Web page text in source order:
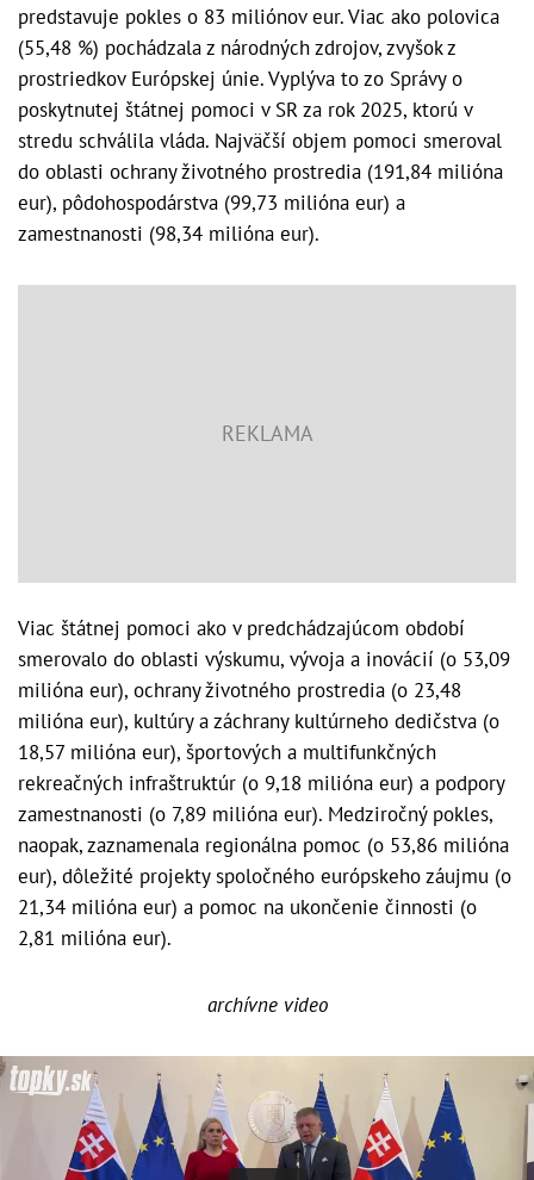
predstavuje pokles o 83 miliónov eur. Viac ako polovica
(55,48 %) pochádzala z národných zdrojov, zvyšok z
prostriedkov Európskej únie. Vyplýva to zo Správy o
poskytnutej štátnej pomoci v SR za rok 2025, ktorú v
stredu schválila vláda. Najväčší objem pomoci smeroval
do oblasti ochrany životného prostredia (191,84 milióna
eur), pôdohospodárstva (99,73 milióna eur) a
zamestnanosti (98,34 milióna eur).
Viac štátnej pomoci ako v predchádzajúcom období
smerovalo do oblasti výskumu, vývoja a inovácií (o 53,09
milióna eur), ochrany životného prostredia (o 23,48
milióna eur), kultúry a záchrany kultúrneho dedičstva (o
18,57 milióna eur), športových a multifunkčných
rekreačných infraštruktúr (o 9,18 milióna eur) a podpory
zamestnanosti (o 7,89 milióna eur). Medziročný pokles,
naopak, zaznamenala regionálna pomoc (o 53,86 milióna
eur), dôležité projekty spoločného európskeho záujmu (o
21,34 milióna eur) a pomoc na ukončenie činnosti (o
2,81 milióna eur).
archívne video